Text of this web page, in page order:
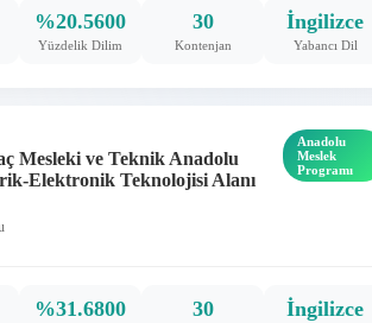
%20.5600
Yüzdelik Dilim
30
Kontenjan
İngilizce
Yabancı Dil
Mesleki ve Teknik Anadolu
Elektronik Teknolojisi Alanı
Anadolu
Meslek
Programı
%31.6800 30 İngilizce